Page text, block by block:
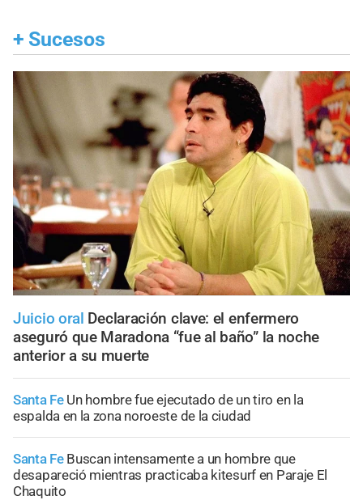
+ Sucesos
Juicio oral Declaración clave: el enfermero
aseguró que Maradona “fue al baño” la noche
anterior a su muerte
Santa Fe Un hombre fue ejecutado de un tiro en la
espalda en la zona noroeste de la ciudad
Santa Fe Buscan intensamente a un hombre que
desapareció mientras practicaba kitesurf en Paraje El
Chaquito